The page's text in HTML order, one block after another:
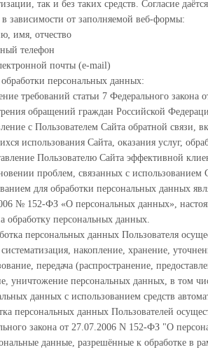
так и без таких средств. Согласие
зависимости от заполняемой веб-формы:
имя, отчество
телефон
почты (e-mail)
персональных данных:
требований статьи 7 Федерального
обращений граждан Российской
с Пользователем Сайта обратной связи,
использования Сайта, оказания услуг,
Пользователю Сайта эффективной
проблем, связанных с использованием
для обработки персональных данных
№ 152-ФЗ «О персональных данных»,
обработку персональных данных.
персональных данных Пользователя
систематизация, накопление, хранение,
передача (распространение,
уничтожение персональных данных, в том
данных с использованием средств
персональных данных Пользователей
закона от 27.07.2006 N 152-ФЗ "О
данные, разрешённые к обработке в